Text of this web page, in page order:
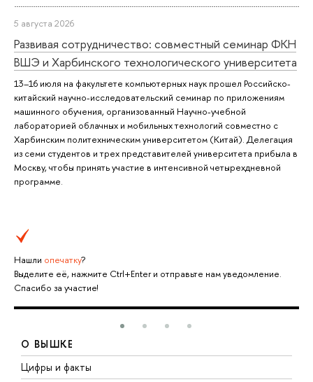
5 августа 2026
Развивая сотрудничество: совместный семинар ФКН
ВШЭ и Харбинского технологического университета
13–16 июля на факультете компьютерных наук прошел Российско-
китайский научно-исследовательский семинар по приложениям
машинного обучения, организованный Научно-учебной
лабораторией облачных и мобильных технологий совместно с
Харбинским политехническим университетом (Китай). Делегация
из семи студентов и трех представителей университета прибыла в
Москву, чтобы принять участие в интенсивной четырехдневной
программе.
Нашли опечатку?
Выделите её, нажмите Ctrl+Enter и отправьте нам уведомление.
Спасибо за участие!
О ВЫШКЕ
Цифры и факты